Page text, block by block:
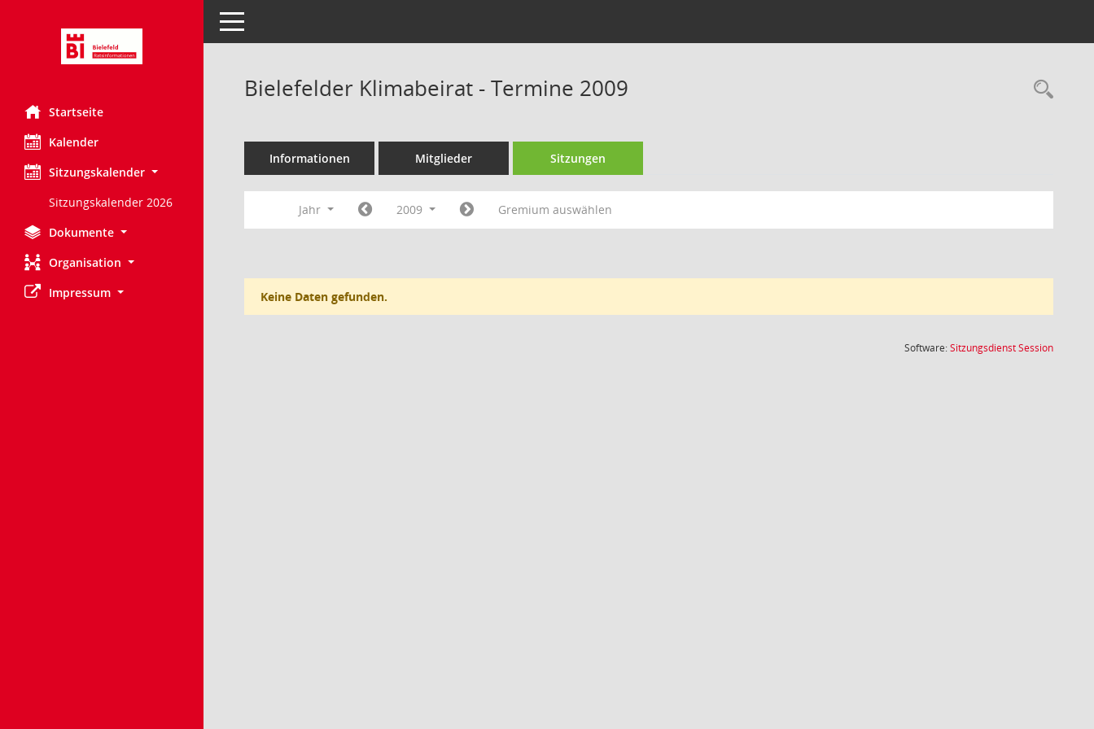
Startseite
Kalender
Sitzungskalender
Sitzungskalender 2026
Dokumente
Organisation
Impressum
Toggle navigation
Bielefelder Klimabeirat - Termine 2009
Informationen Mitglieder Sitzungen
Jahr 2009 Gremium auswählen
Keine Daten gefunden.
Software:SitzungsdienstSession(Wird in